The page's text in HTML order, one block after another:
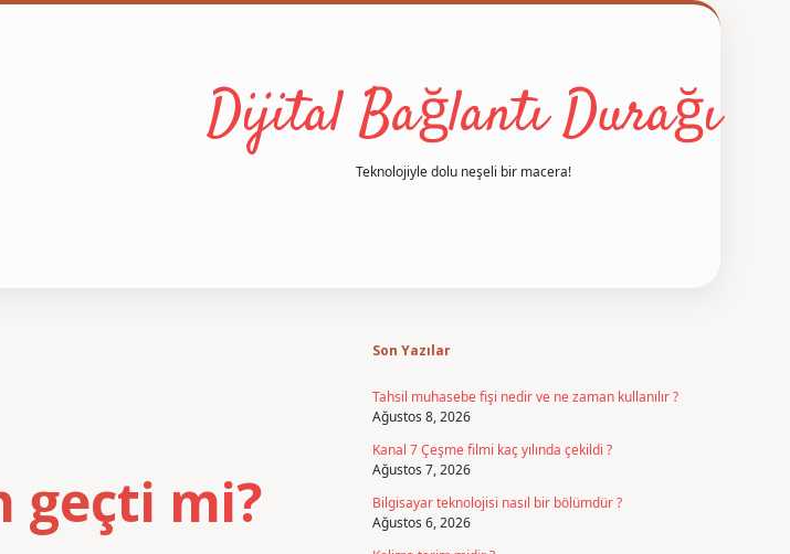
Dijital Bağlantı Durağı
Teknolojiyle dolu neşeli bir macera!
geçti mi?
Son Yazılar
Tahsil muhasebe fişi nedir ve ne zaman kullanılır ?
Ağustos 8, 2026
Kanal 7 Çeşme filmi kaç yılında çekildi ?
Ağustos 7, 2026
Bilgisayar teknolojisi nasıl bir bölümdür ?
Ağustos 6, 2026